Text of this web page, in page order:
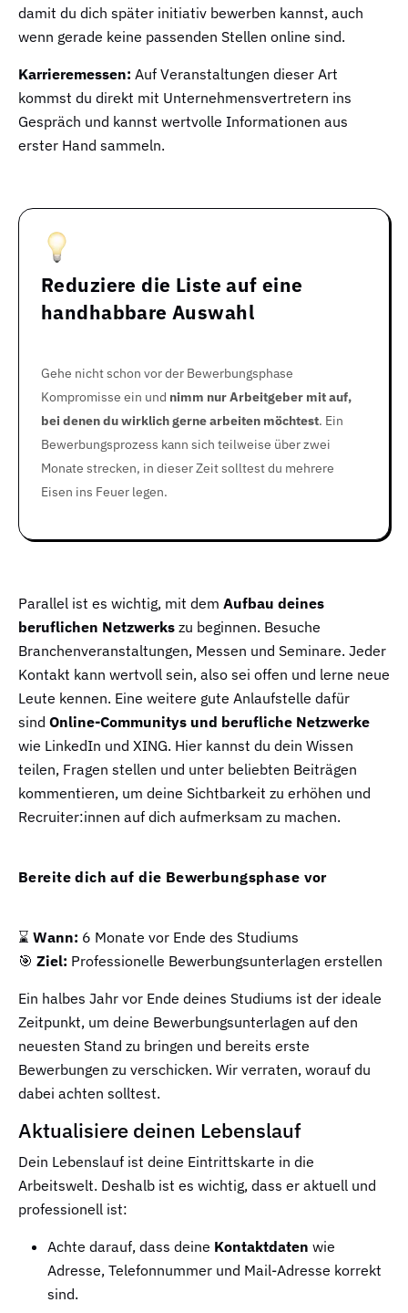
damit du dich später initiativ bewerben kannst, auch
wenn gerade keine passenden Stellen online sind.
Karrieremessen: Auf Veranstaltungen dieser Art
kommst du direkt mit Unternehmensvertretern ins
Gespräch und kannst wertvolle Informationen aus
erster Hand sammeln.
Reduziere die Liste auf eine
handhabbare Auswahl
Gehe nicht schon vor der Bewerbungsphase
Kompromisse ein und nimm nur Arbeitgeber mit auf,
bei denen du wirklich gerne arbeiten möchtest. Ein
Bewerbungsprozess kann sich teilweise über zwei
Monate strecken, in dieser Zeit solltest du mehrere
Eisen ins Feuer legen.
Parallel ist es wichtig, mit dem Aufbau deines
beruflichen Netzwerks zu beginnen. Besuche
Branchenveranstaltungen, Messen und Seminare. Jeder
Kontakt kann wertvoll sein, also sei offen und lerne neue
Leute kennen. Eine weitere gute Anlaufstelle dafür
sind Online-Communitys und berufliche Netzwerke
wie LinkedIn und XING. Hier kannst du dein Wissen
teilen, Fragen stellen und unter beliebten Beiträgen
kommentieren, um deine Sichtbarkeit zu erhöhen und
Recruiter:innen auf dich aufmerksam zu machen.
Bereite dich auf die Bewerbungsphase vor
⌛ Wann: 6 Monate vor Ende des Studiums
🎯 Ziel: Professionelle Bewerbungsunterlagen erstellen
Ein halbes Jahr vor Ende deines Studiums ist der ideale
Zeitpunkt, um deine Bewerbungsunterlagen auf den
neuesten Stand zu bringen und bereits erste
Bewerbungen zu verschicken. Wir verraten, worauf du
dabei achten solltest.
Aktualisiere deinen Lebenslauf
Dein Lebenslauf ist deine Eintrittskarte in die
Arbeitswelt. Deshalb ist es wichtig, dass er aktuell und
professionell ist:
Achte darauf, dass deine Kontaktdaten wie
Adresse, Telefonnummer und Mail-Adresse korrekt
sind.